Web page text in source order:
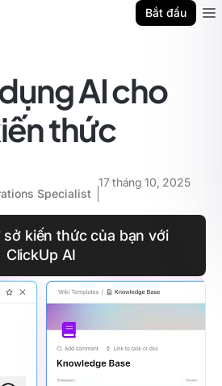
Bắt đầu
AI cho
thức
Specialist
17 tháng 10, 2025
kiến thức của bạn với
ClickUp AI